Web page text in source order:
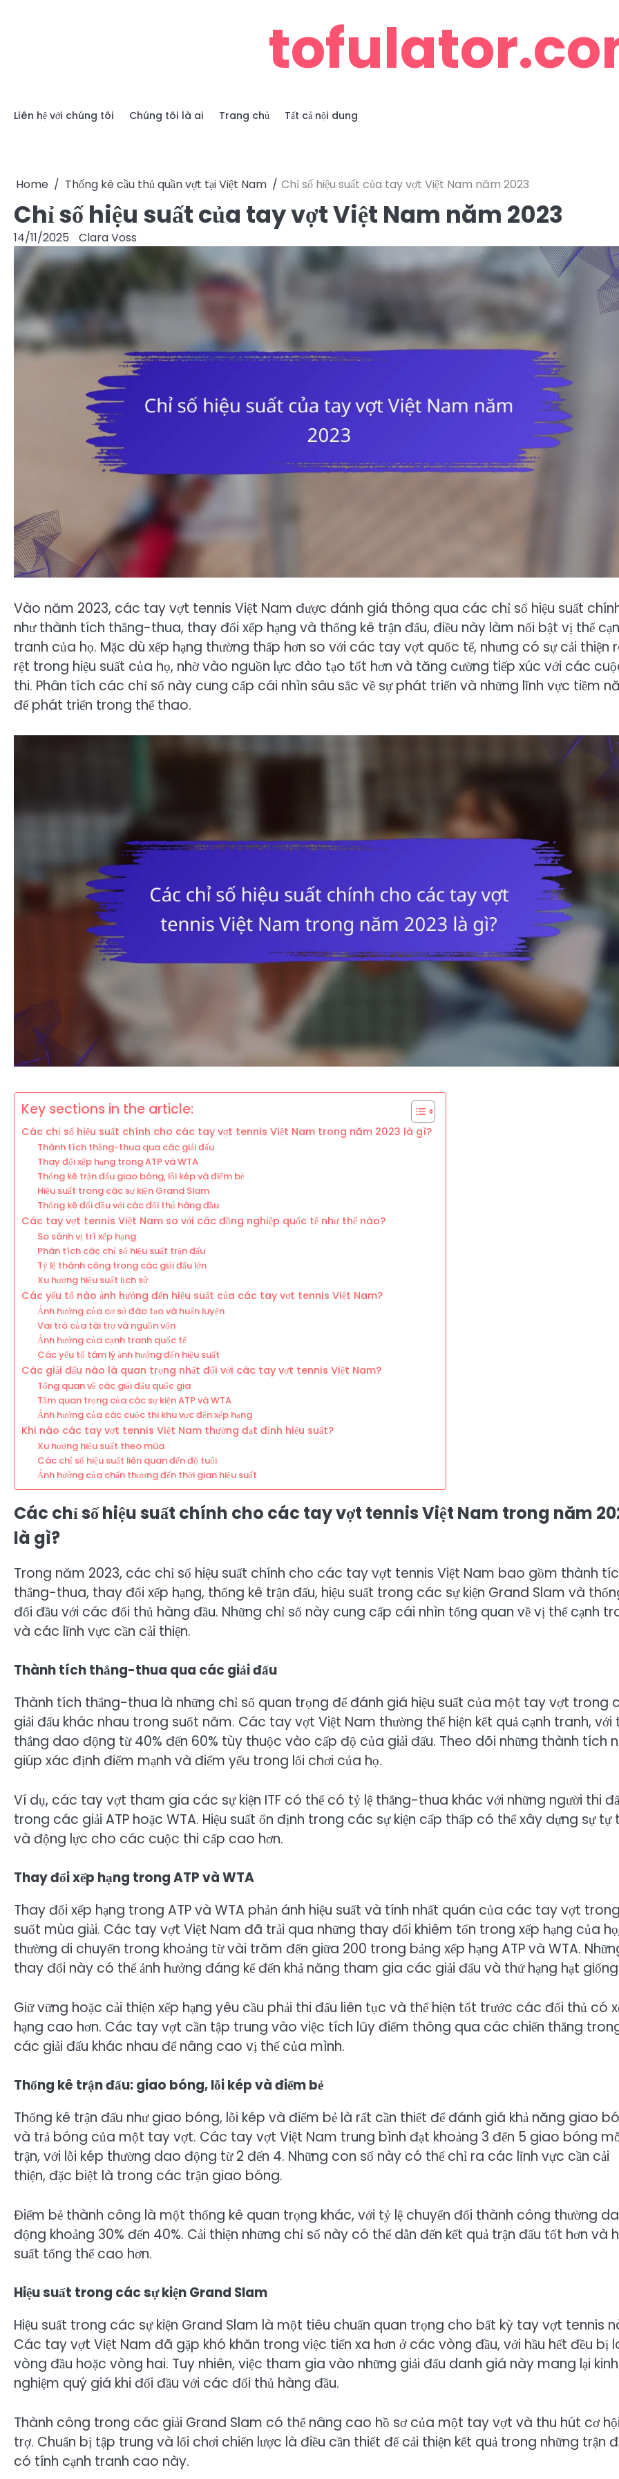
Liên hệ với chúng tôi Chúng tôi là ai Trang chủ Tất cả nội dung
Home Thống kê cầu thủ quần vợt tại Việt Nam Chỉ số hiệu suất của tay vợt Việt Nam năm 2023
Chỉ số hiệu suất của tay vợt Việt Nam năm 2023
14/11/2025 Clara Voss
Vào năm 2023, các tay vợt tennis Việt Nam được đánh giá thông qua các chỉ số hiệu suất
như thành tích thắng-thua, thay đổi xếp hạng và thống kê trận đấu, điều này làm nổi bật vị thế
tranh của họ. Mặc dù xếp hạng thường thấp hơn so với các tay vợt quốc tế, nhưng có sự cải thiện
rệt trong hiệu suất của họ, nhờ vào nguồn lực đào tạo tốt hơn và tăng cường tiếp xúc với các
thi. Phân tích các chỉ số này cung cấp cái nhìn sâu sắc về sự phát triển và những lĩnh vực tiềm
để phát triển trong thể thao.
Key sections in the article:
Các chỉ số hiệu suất chính cho các tay vợt tennis Việt Nam trong năm 2023 là gì?
Thành tích thắng-thua qua các giải đấu
Thay đổi xếp hạng trong ATP và WTA
Thống kê trận đấu giao bóng, lỗi kép và điểm bẻ
Hiệu suất trong các sự kiện Grand Slam
Thống kê đối đầu với các đối thủ hàng đầu
Các tay vợt tennis Việt Nam so với các đồng nghiệp quốc tế như thế nào?
So sánh vị trí xếp hạng
Phân tích các chỉ số hiệu suất trận đấu
Tỷ lệ thành công trong các giải đấu lớn
Xu hướng hiệu suất lịch sử
Các yếu tố nào ảnh hưởng đến hiệu suất của các tay vợt tennis Việt Nam?
Ảnh hưởng của cơ sở đào tạo và huấn luyện
Vai trò của tài trợ và nguồn vốn
Ảnh hưởng của cạnh tranh quốc tế
Các yếu tố tâm lý ảnh hưởng đến hiệu suất
Các giải đấu nào là quan trọng nhất đối với các tay vợt tennis Việt Nam?
Tổng quan về các giải đấu quốc gia
Tầm quan trọng của các sự kiện ATP và WTA
Ảnh hưởng của các cuộc thi khu vực đến xếp hạng
Khi nào các tay vợt tennis Việt Nam thường đạt đỉnh hiệu suất?
Xu hướng hiệu suất theo mùa
Các chỉ số hiệu suất liên quan đến độ tuổi
Ảnh hưởng của chấn thương đến thời gian hiệu suất
Các chỉ số hiệu suất chính cho các tay vợt tennis Việt Nam trong năm
là gì?
Trong năm 2023, các chỉ số hiệu suất chính cho các tay vợt tennis Việt Nam bao gồm thành
thắng-thua, thay đổi xếp hạng, thống kê trận đấu, hiệu suất trong các sự kiện Grand Slam và
đối đầu với các đối thủ hàng đầu. Những chỉ số này cung cấp cái nhìn tổng quan về vị thế cạnh
và các lĩnh vực cần cải thiện.
Thành tích thắng-thua qua các giải đấu
Thành tích thắng-thua là những chỉ số quan trọng để đánh giá hiệu suất của một tay vợt trong
giải đấu khác nhau trong suốt năm. Các tay vợt Việt Nam thường thể hiện kết quả cạnh tranh, với
thắng dao động từ 40% đến 60% tùy thuộc vào cấp độ của giải đấu. Theo dõi những thành tích
giúp xác định điểm mạnh và điểm yếu trong lối chơi của họ.
Ví dụ, các tay vợt tham gia các sự kiện ITF có thể có tỷ lệ thắng-thua khác với những người thi
trong các giải ATP hoặc WTA. Hiệu suất ổn định trong các sự kiện cấp thấp có thể xây dựng sự tự
và động lực cho các cuộc thi cấp cao hơn.
Thay đổi xếp hạng trong ATP và WTA
Thay đổi xếp hạng trong ATP và WTA phản ánh hiệu suất và tính nhất quán của các tay vợt
suốt mùa giải. Các tay vợt Việt Nam đã trải qua những thay đổi khiêm tốn trong xếp hạng của
thường di chuyển trong khoảng từ vài trăm đến giữa 200 trong bảng xếp hạng ATP và WTA.
thay đổi này có thể ảnh hưởng đáng kể đến khả năng tham gia các giải đấu và thứ hạng hạt
Giữ vững hoặc cải thiện xếp hạng yêu cầu phải thi đấu liên tục và thể hiện tốt trước các đối thủ có
hạng cao hơn. Các tay vợt cần tập trung vào việc tích lũy điểm thông qua các chiến thắng
các giải đấu khác nhau để nâng cao vị thế của mình.
Thống kê trận đấu: giao bóng, lỗi kép và điểm bẻ
Thống kê trận đấu như giao bóng, lỗi kép và điểm bẻ là rất cần thiết để đánh giá khả năng giao
và trả bóng của một tay vợt. Các tay vợt Việt Nam trung bình đạt khoảng 3 đến 5 giao bóng
trận, với lỗi kép thường dao động từ 2 đến 4. Những con số này có thể chỉ ra các lĩnh vực cần cải
thiện, đặc biệt là trong các trận giao bóng.
Điểm bẻ thành công là một thống kê quan trọng khác, với tỷ lệ chuyển đổi thành công thường
động khoảng 30% đến 40%. Cải thiện những chỉ số này có thể dẫn đến kết quả trận đấu tốt hơn và
suất tổng thể cao hơn.
Hiệu suất trong các sự kiện Grand Slam
Hiệu suất trong các sự kiện Grand Slam là một tiêu chuẩn quan trọng cho bất kỳ tay vợt tennis
Các tay vợt Việt Nam đã gặp khó khăn trong việc tiến xa hơn ở các vòng đầu, với hầu hết đều bị
vòng đầu hoặc vòng hai. Tuy nhiên, việc tham gia vào những giải đấu danh giá này mang lại kinh
nghiệm quý giá khi đối đầu với các đối thủ hàng đầu.
Thành công trong các giải Grand Slam có thể nâng cao hồ sơ của một tay vợt và thu hút cơ
trợ. Chuẩn bị tập trung và lối chơi chiến lược là điều cần thiết để cải thiện kết quả trong những trận
có tính cạnh tranh cao này.